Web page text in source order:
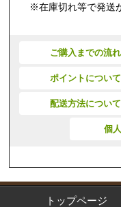
※在庫切れ等で発送
ご購入までの流れ
ポイントについて
配送方法について
個
トップページ